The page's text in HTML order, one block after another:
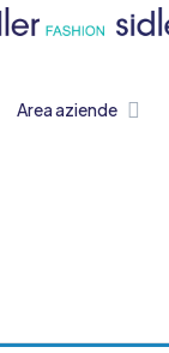
Area aziende